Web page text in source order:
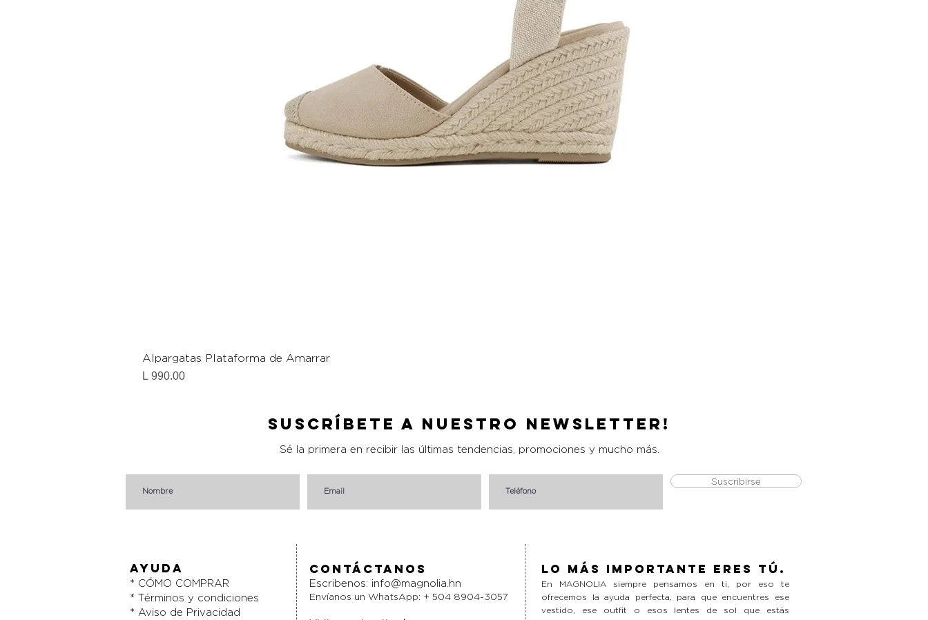
Alpargatas Plataforma de Amarrar
Precio
L 990.00
Suscríbete a nuestro Newsletter!
Sé la primera en recibir las últimas tendencias, promociones y mucho más.
Suscribirse
AYUDA
* CÓMO COMPRAR
* Términos y condiciones
* Aviso de Privacidad
Contáctanos
Escribenos: info@magnolia.hn
Envíanos un WhatsApp: + 504 8904-3057
Lo más importante eres tú.
En MAGNOLIA siempre pensamos en ti, por eso te
ofrecemos la ayuda perfecta, para que encuentres ese
vestido, ese outfit o esos lentes de sol que estás